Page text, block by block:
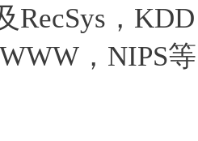
RecSys，
，NIPS